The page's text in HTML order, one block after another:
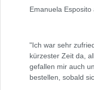
Emanuela
"Ich war sehr
kürzester Zeit da,
gefallen mir auch
bestellen, sobald